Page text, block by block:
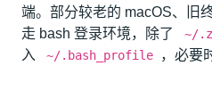
端。部分较老的 macOS、旧
走 bash 登录环境，除了
~/
入
~/.bash_profile ，必要